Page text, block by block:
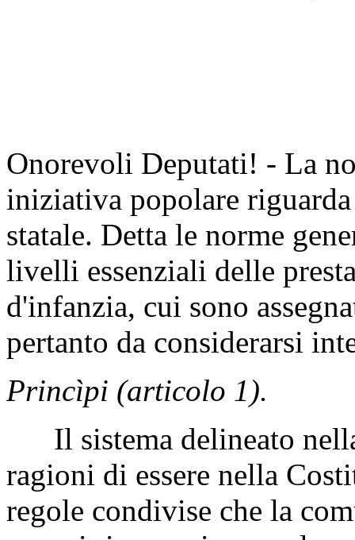
Onorevoli Deputati! - La
iniziativa popolare
statale. Detta le norme
livelli essenziali delle
d'infanzia, cui sono
pertanto da considerarsi
Princìpi (articolo 1).
Il sistema delineato
ragioni di essere nella
regole condivise che la